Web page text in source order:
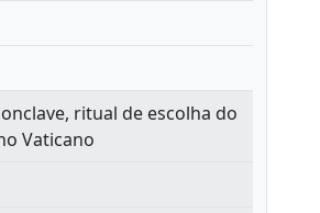
ritual de escolha do
Vaticano